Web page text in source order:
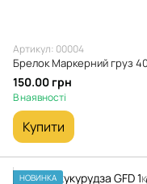
Артикул: 00004
150.00 грн
В наявності
Купити
НОВИНКА